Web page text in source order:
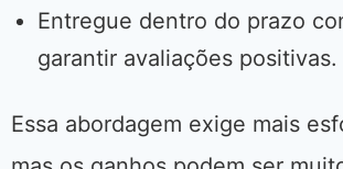
Entregue dentro do prazo
garantir avaliações positivas.
Essa abordagem exige mais